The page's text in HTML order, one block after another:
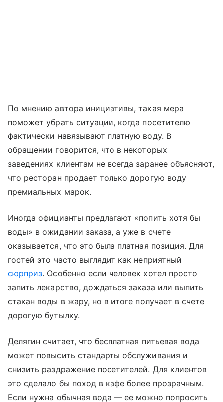
По мнению автора инициативы, такая мера
поможет убрать ситуации, когда посетителю
фактически навязывают платную воду. В
обращении говорится, что в некоторых
заведениях клиентам не всегда заранее объясняют,
что ресторан продает только дорогую воду
премиальных марок.
Иногда официанты предлагают «попить хотя бы
воды» в ожидании заказа, а уже в счете
оказывается, что это была платная позиция. Для
гостей это часто выглядит как неприятный
сюрприз. Особенно если человек хотел просто
запить лекарство, дождаться заказа или выпить
стакан воды в жару, но в итоге получает в счете
дорогую бутылку.
Делягин считает, что бесплатная питьевая вода
может повысить стандарты обслуживания и
снизить раздражение посетителей. Для клиентов
это сделало бы поход в кафе более прозрачным.
Если нужна обычная вода — ее можно попросить